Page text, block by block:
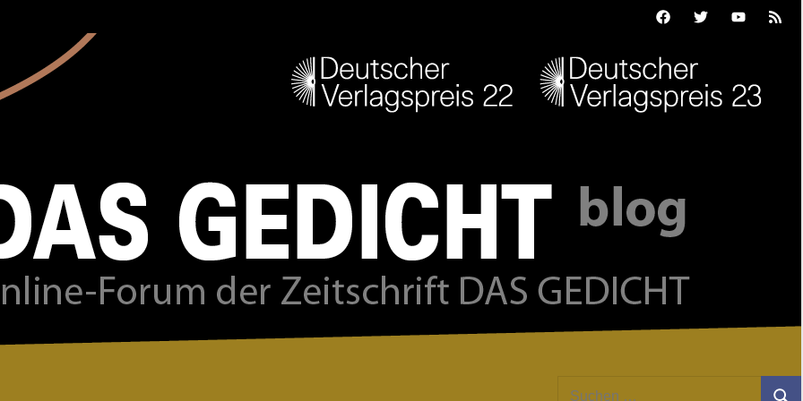
FacebookTwitterYoutubeFeed
Suchen